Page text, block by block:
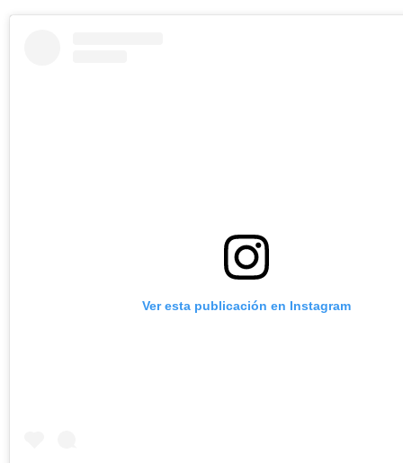
Ver esta publicación en Instagram